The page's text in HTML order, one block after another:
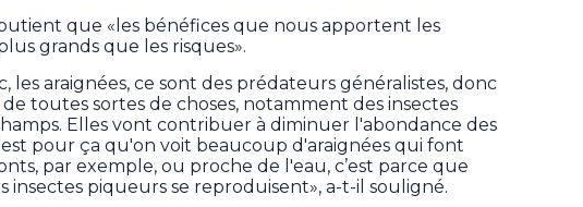
que «les bénéfices que nous apportent les
grands que les risques».
les araignées, ce sont des prédateurs généralistes, donc
toutes sortes de choses, notamment des insectes
Elles vont contribuer à diminuer l'abondance des
pour ça qu'on voit beaucoup d'araignées qui font
par exemple, ou proche de l'eau, c’est parce que
insectes piqueurs se reproduisent», a-t-il souligné.